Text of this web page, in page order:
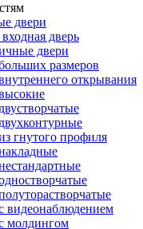
двери
дверь
двери
размеров
открывания
гнутого профиля
видеонаблюдением
молдингом